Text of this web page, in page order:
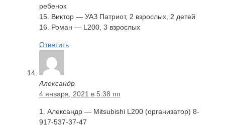
ребенок
15. Виктор — УАЗ Патриот, 2 взрослых, 2 детей
16. Роман — L200, 3 взрослых
Ответить
Александр
4 января, 2021 в 5:38 пп
1. Александр — Mitsubishi L200 (организатор) 8-
917-537-37-47